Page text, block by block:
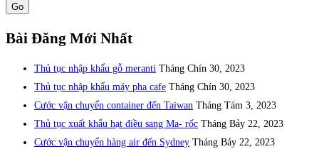
for:
Bài Đăng Mới Nhất
Thủ tục nhập khẩu gỗ meranti Tháng Chín 30, 2023
Thủ tục nhập khẩu máy pha cafe Tháng Chín 30, 2023
Cước vận chuyển container đến Taiwan Tháng Tám 3, 2023
Thủ tục xuất khẩu hạt điều sang Ma- rốc Tháng Bảy 22, 2023
Cước vận chuyển hàng air đến Sydney Tháng Bảy 22, 2023